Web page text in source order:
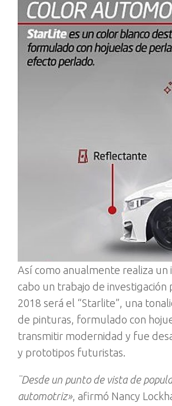
Así como anualmente realiza
cabo un trabajo de investigación
2018 será el “Starlite”, una
de pinturas, formulado con
transmitir modernidad y fue
y prototipos futuristas.
¨Desde un punto de vista de
automotriz», afirmó Nancy